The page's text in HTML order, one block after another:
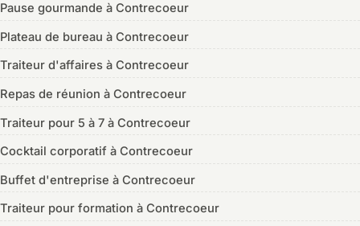
Pause gourmande à Contrecoeur
Plateau de bureau à Contrecoeur
Traiteur d'affaires à Contrecoeur
Repas de réunion à Contrecoeur
Traiteur pour 5 à 7 à Contrecoeur
Cocktail corporatif à Contrecoeur
Buffet d'entreprise à Contrecoeur
Traiteur pour formation à Contrecoeur